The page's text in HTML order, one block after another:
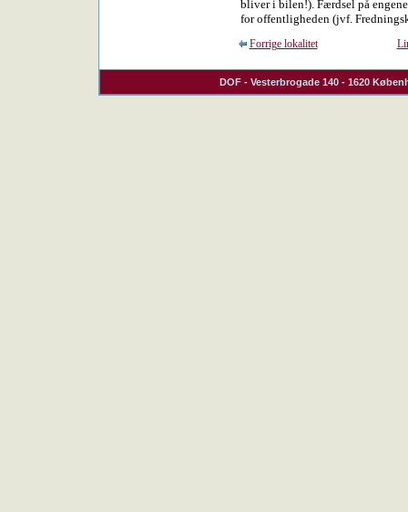
bliver i bilen!). Færdsel på
for offentligheden (jvf.
Forrige lokalitet
DOF - Vesterbrogade 140 - 1620